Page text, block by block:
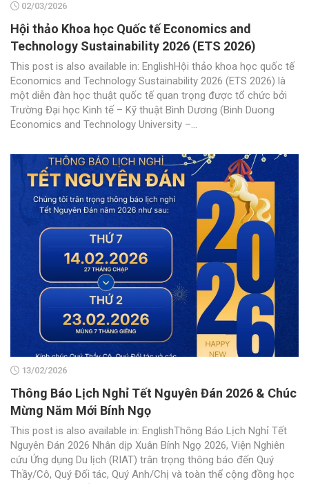
02/03/2026
Hội thảo Khoa học Quốc tế Economics and
Technology Sustainability 2026 (ETS 2026)
This post is also available in: EnglishHội thảo khoa học quốc tế
Economics and Technology Sustainability 2026 (ETS 2026) là
một diễn đàn học thuật quốc tế quan trọng được tổ chức bởi
Trường Đại học Kinh tế – Kỹ thuật Bình Dương (Binh Duong
Economics and Technology University –...
13/02/2026
Thông Báo Lịch Nghỉ Tết Nguyên Đán 2026 & Chúc
Mừng Năm Mới Bính Ngọ
This post is also available in: EnglishThông Báo Lịch Nghỉ Tết
Nguyên Đán 2026 Nhân dịp Xuân Bính Ngọ 2026, Viện Nghiên
cứu Ứng dụng Du lịch (RIAT) trân trọng thông báo đến Quý
Thầy/Cô, Quý Đối tác, Quý Anh/Chị và toàn thể cộng đồng học